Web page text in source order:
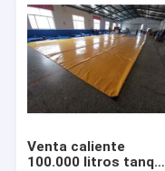
Venta caliente
100.000 litros tanque